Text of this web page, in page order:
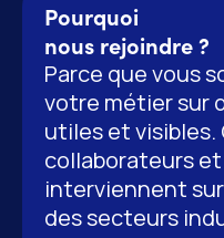
Pourquoi
nous rejoindre ?
Parce que vous
votre métier sur
utiles et visibles.
collaborateurs
interviennent
des secteurs